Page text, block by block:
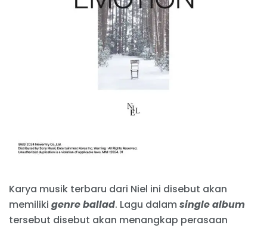
Karya musik terbaru dari Niel ini disebut akan
memiliki genre ballad. Lagu dalamsinglealbum
tersebut disebut akan menangkap perasaan